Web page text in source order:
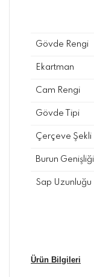
Gövde Rengi
Ekartman
Cam Rengi
Gövde Tipi
Çerçeve Şekli
Burun Genişliği
Sap Uzunluğu
Ürün Bilgileri